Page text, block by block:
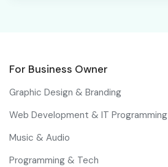
For Business Owner
Graphic Design & Branding
Web Development & IT Programming
Music & Audio
Programming & Tech